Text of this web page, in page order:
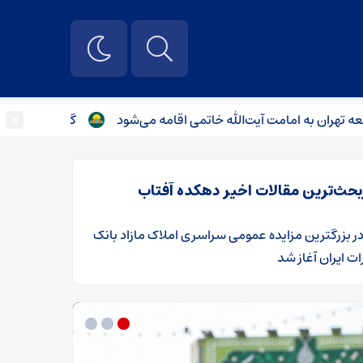
به امامت آیت‌الله خاتمی اقامه می‌شود گزارش بازدید
مقالات اخیر دهکده آفتاب
​بزرگترین مزایده عمومی سراسری املاک مازاد بانک
ایران آغاز شد